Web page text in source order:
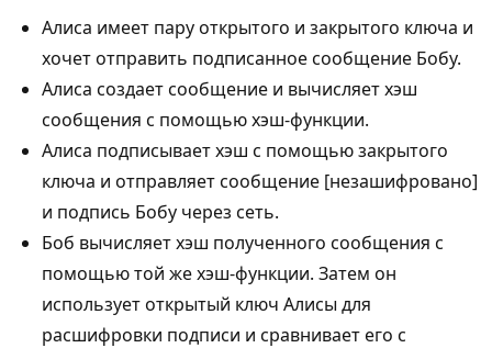
Алиса имеет пару открытого и закрытого ключа и
хочет отправить подписанное сообщение Бобу.
Алиса создает сообщение и вычисляет хэш
сообщения с помощью хэш-функции.
Алиса подписывает хэш с помощью закрытого
ключа и отправляет сообщение [незашифровано]
и подпись Бобу через сеть.
Боб вычисляет хэш полученного сообщения с
помощью той же хэш-функции. Затем он
использует открытый ключ Алисы для
расшифровки подписи и сравнивает его с